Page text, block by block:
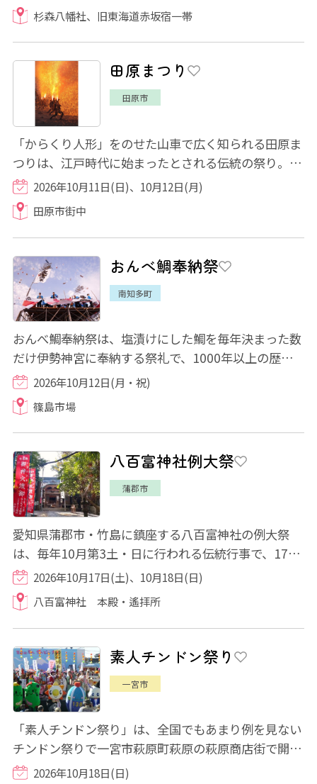
杉森八幡社、旧東海道赤坂宿一帯
田原まつり
田原市
「からくり人形」をのせた山車で広く知られる田原ま
つりは、江戸時代に始まったとされる伝統の祭り。 3
台のからくり山車や趣向を凝らした神輿が練...
2026年10月11日(日)、10月12日(月)
田原市街中
おんべ鯛奉納祭
南知多町
おんべ鯛奉納祭は、塩漬けにした鯛を毎年決まった数
だけ伊勢神宮に奉納する祭礼で、1000年以上の歴史
があるとされています。篠島では島民をあげて...
2026年10月12日(月・祝)
篠島市場
八百富神社例大祭
蒲郡市
愛知県蒲郡市・竹島に鎮座する八百富神社の例大祭
は、毎年10月第3土・日に行われる伝統行事で、17基
の山車が町を練り歩き、地域一帯が祭り一色に染...
2026年10月17日(土)、10月18日(日)
八百富神社 本殿・遙拝所
素人チンドン祭り
一宮市
「素人チンドン祭り」は、全国でもあまり例を見ない
チンドン祭りで一宮市萩原町萩原の萩原商店街で開催
されるイベントです。全国からアマチュアの...
2026年10月18日(日)